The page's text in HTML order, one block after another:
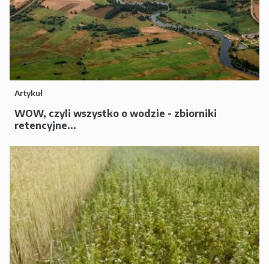
Artykuł
WOW, czyli wszystko o wodzie - zbiorniki
retencyjne...